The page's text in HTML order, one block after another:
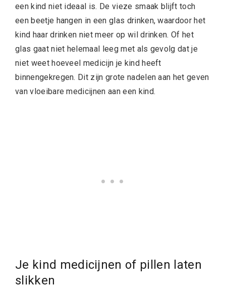
een kind niet ideaal is. De vieze smaak blijft toch
een beetje hangen in een glas drinken, waardoor het
kind haar drinken niet meer op wil drinken. Of het
glas gaat niet helemaal leeg met als gevolg dat je
niet weet hoeveel medicijn je kind heeft
binnengekregen. Dit zijn grote nadelen aan het geven
van vloeibare medicijnen aan een kind.
Je kind medicijnen of pillen laten
slikken